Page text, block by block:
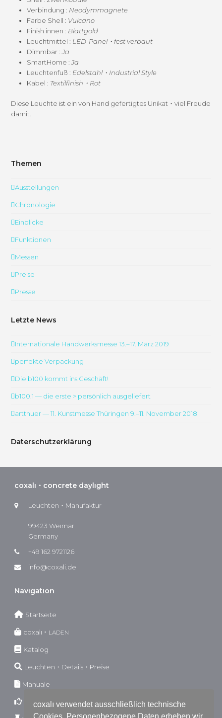
Verbindung : Neodym­mag­nete
Farbe Shell : Vul­cano
Fin­ish innen : Blattgold
Leucht­mit­tel : LED-Panel・fest ver­baut
Dimm­bar :Ja
SmartHome :Ja
Leucht­en­fuß : Edelstahl・Industrial Style
Kabel : Textilfinish・Rot
Diese Leuchte ist ein von Hand gefer­tigtes Unikat・viel Freude
damit.
Themen
Ausstellungen
Chronologie
Einblicke
Funktionen
Messen
Preise
Presse
Letzte News
Internationale Handwerksmesse 13.–17. März 2019
perfekte Verpackung
Die b100 kommt ins Geschäft!
b100.1 — die erste > persönlich ausgeliefert
artthuer — 11. Kunstmesse Thüringen 9.–11. November 2018
Daterschutzerklärung
coxalı・concrete daylıght
Leuchten・Manufaktur
99423 Weımar
Germany
+49 162 9721126
info@coxali.de
Navıgatıon
Startseıte
coxalı ･ LADEN
Katalog
Leuchten・Details・Preise
Manuale
Garantıebestımmungen
coxalı verwendet ausschließlich technische